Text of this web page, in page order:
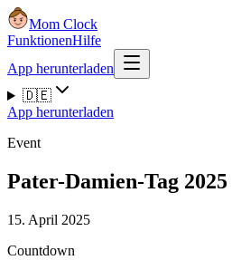
Mom Clock
FunktionenHilfe
App herunterladen
🇩🇪
App herunterladen
Event
Pater-Damien-Tag 2025
15. April 2025
Countdown